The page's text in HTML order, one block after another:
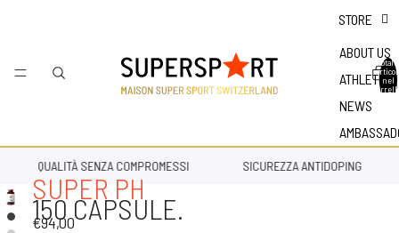
STORE
ABOUT US
ATHLETES
NEWS
Totale
nel
QUALITÀ SENZA COMPROMESSI SICUREZZA ANTIDOPING
SUPER PH
150 CAPSULE.
€94,00